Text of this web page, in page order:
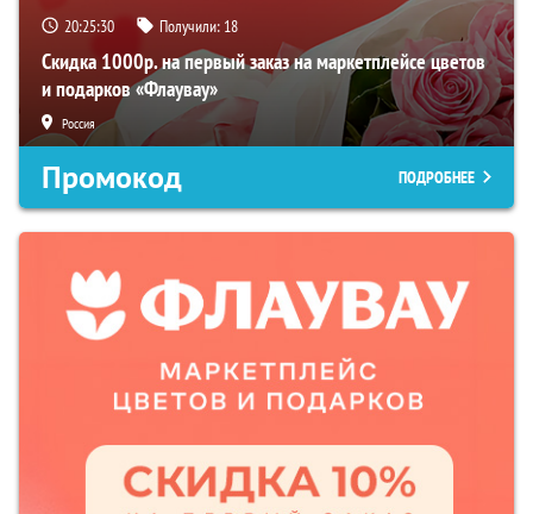
20:25:29 Получили: 18
Скидка 1000р. на первый заказ на маркетплейсе цветов
и подарков «Флаувау»
Россия
Промокод ПОДРОБНЕЕ